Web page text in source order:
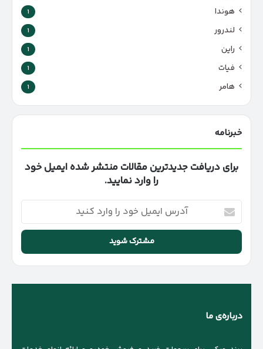
هوندا 1
لندرور 1
راین 1
فیات 1
هامر 1
خبرنامه
برای دریافت جدیدترین مقالات منتشر شده ایمیل خود
را وارد نمایید.
آدرس
ایمیل
خود
وارد
کنید
درباره‌ی ما